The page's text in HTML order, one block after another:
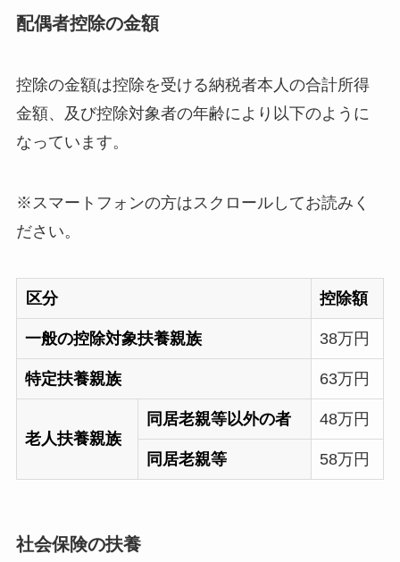
配偶者控除の金額
控除の金額は控除を受ける納税者本人の合計所得
金額、及び控除対象者の年齢により以下のように
なっています。
※スマートフォンの方はスクロールしてお読みく
ださい。
区分 控除額
一般の控除対象扶養親族 38万円
特定扶養親族 63万円
老人扶養親族
同居老親等以外の者 48万円
同居老親等 58万円
社会保険の扶養